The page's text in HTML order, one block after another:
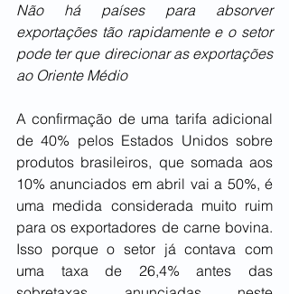
Não há países para absorver
exportações tão rapidamente e o setor
pode ter que direcionar as exportações
ao Oriente Médio
A confirmação de uma tarifa adicional
de 40% pelos Estados Unidos sobre
produtos brasileiros, que somada aos
10% anunciados em abril vai a 50%, é
uma medida considerada muito ruim
para os exportadores de carne bovina.
Isso porque o setor já contava com
uma taxa de 26,4% antes das